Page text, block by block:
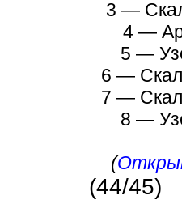
3 —
4 —
5 —
6 —
7 —
8 —
(
(44/45)